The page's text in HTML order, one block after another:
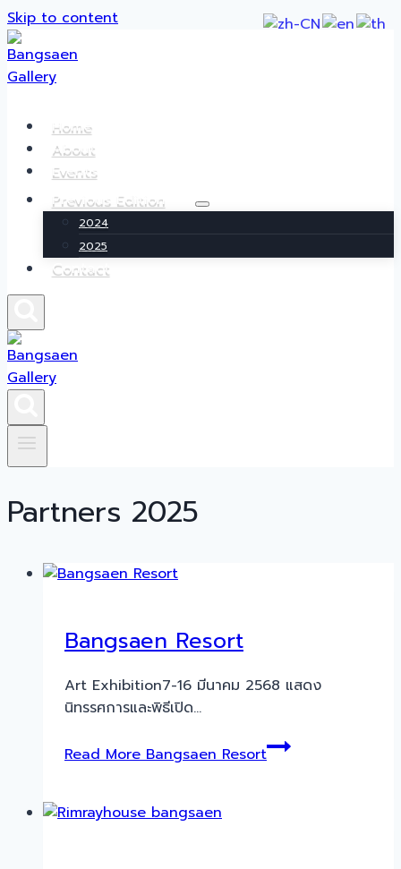
Skip to content
Home
About
Events
Previous Edition
2024
2025
Contact
Partners 2025
Bangsaen Resort
Art Exhibition7-16 มีนาคม 2568 แสดง
นิทรรศการและพิธีเปิด…
Read More Bangsaen Resort